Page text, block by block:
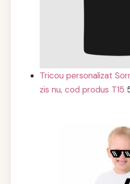
Tricou personalizat
zis nu, cod produs T15